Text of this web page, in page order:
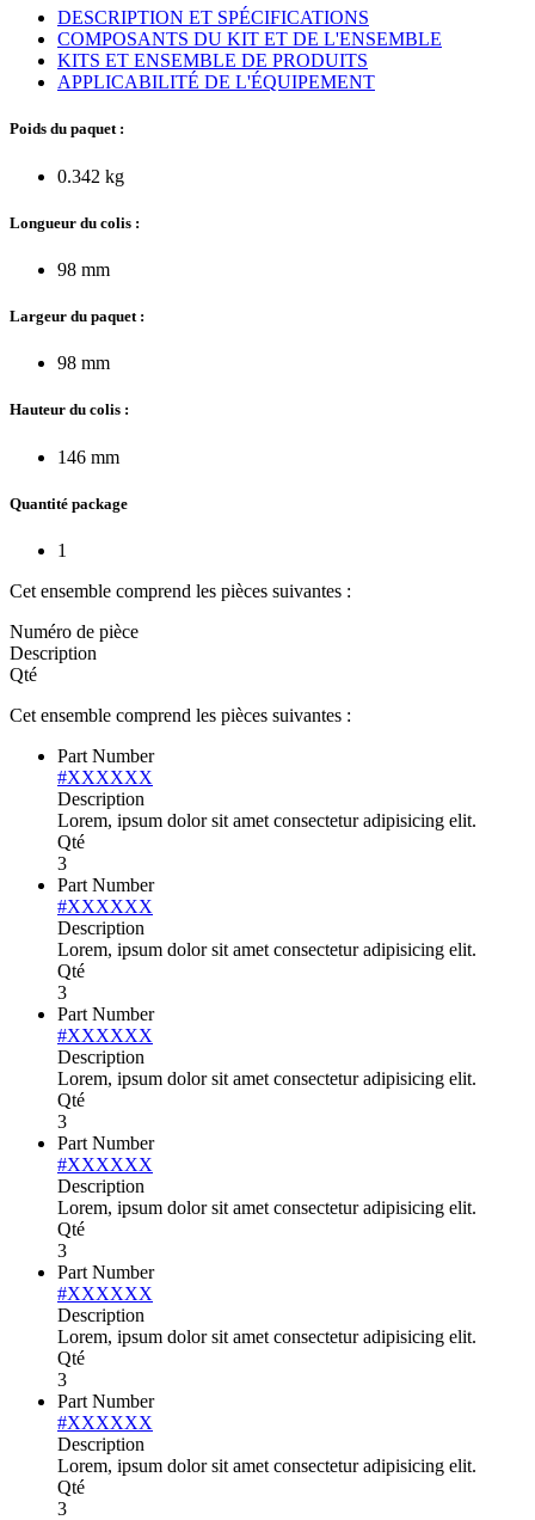
DESCRIPTION ET SPÉCIFICATIONS
COMPOSANTS DU KIT ET DE L'ENSEMBLE
KITS ET ENSEMBLE DE PRODUITS
APPLICABILITÉ DE L'ÉQUIPEMENT
Poids du paquet :
0.342 kg
Longueur du colis :
98 mm
Largeur du paquet :
98 mm
Hauteur du colis :
146 mm
Quantité package
1
Cet ensemble comprend les pièces suivantes :
Numéro de pièce
Description
Qté
Cet ensemble comprend les pièces suivantes :
Part Number
#XXXXXX
Description
Lorem, ipsum dolor sit amet consectetur adipisicing elit.
Qté
3
Part Number
#XXXXXX
Description
Lorem, ipsum dolor sit amet consectetur adipisicing elit.
Qté
3
Part Number
#XXXXXX
Description
Lorem, ipsum dolor sit amet consectetur adipisicing elit.
Qté
3
Part Number
#XXXXXX
Description
Lorem, ipsum dolor sit amet consectetur adipisicing elit.
Qté
3
Part Number
#XXXXXX
Description
Lorem, ipsum dolor sit amet consectetur adipisicing elit.
Qté
3
Part Number
#XXXXXX
Description
Lorem, ipsum dolor sit amet consectetur adipisicing elit.
Qté
3